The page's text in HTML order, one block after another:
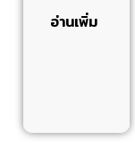
อ่านเพิ่ม